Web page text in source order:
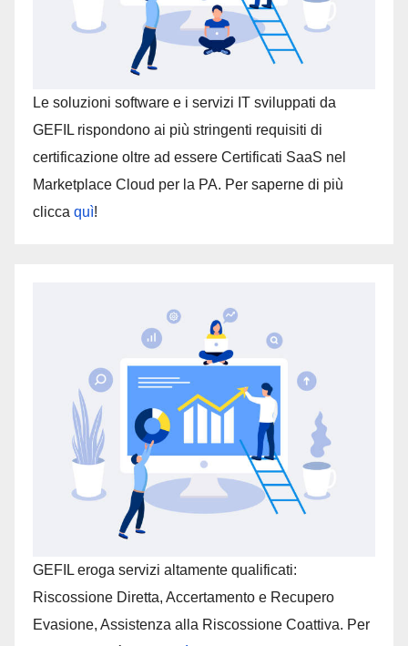
Le soluzioni software e i servizi IT sviluppati da
GEFIL rispondono ai più stringenti requisiti di
certificazione oltre ad essere Certificati SaaS nel
Marketplace Cloud per la PA. Per saperne di più
clicca quì!
GEFIL eroga servizi altamente qualificati:
Riscossione Diretta, Accertamento e Recupero
Evasione, Assistenza alla Riscossione Coattiva. Per